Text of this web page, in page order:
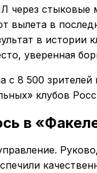
стыковые
вылета в
в истории
уверенная
8 500 зрителей
клубов
в